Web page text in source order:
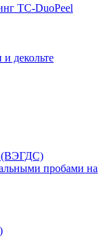
TC-DuoPeel
декольте
(ВЭГДС)
пробами на